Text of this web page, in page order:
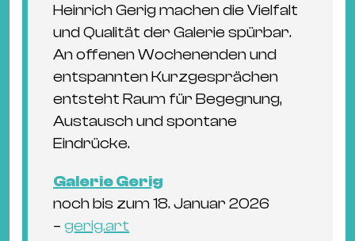
Heinrich Gerig machen die Vielfalt
und Qualität der Galerie spürbar.
An offenen Wochenenden und
entspannten Kurzgesprächen
entsteht Raum für Begegnung,
Austausch und spontane
Eindrücke.
Galerie Gerig
noch bis zum 18. Januar 2026
– gerig.art